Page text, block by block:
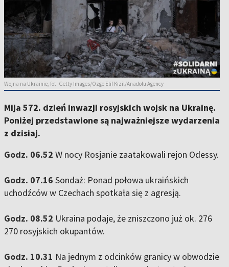
Wojna na Ukrainie, fot. Getty Images/Ozge Elif Kizil/Anadolu Agency
Mija 572. dzień inwazji rosyjskich wojsk na Ukrainę.
Poniżej przedstawione są najważniejsze wydarzenia
z dzisiaj.
Godz. 06.52 W nocy Rosjanie zaatakowali rejon Odessy.
Godz. 07.16 Sondaż: Ponad połowa ukraińskich
uchodźców w Czechach spotkała się z agresją.
Godz. 08.52 Ukraina podaje, że zniszczono już ok. 276
270 rosyjskich okupantów.
Godz. 10.31 Na jednym z odcinków granicy w obwodzie